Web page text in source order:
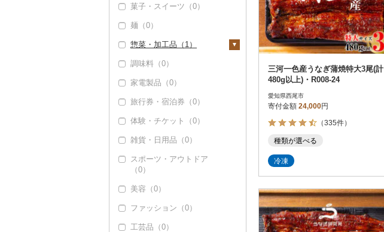
貝（0）
うなぎ（115）
鮮魚（0）
イカ・タコ（0）
海苔・海藻（0）
干物（0）
その他魚介・加工品
（0）
（0）
その他魚介・加工品
（0）
ゆめぴりか（0）
つや姫（0）
コシヒカリ（0）
はえぬき（0）
さがびより（0）
あきたこまち（0）
ひとめぼれ（0）
ミルキークィーン
ななつぼし（0）
その他米（0）
菓子・スイーツ（0）
麺（0）
惣菜・加工品（1）
惣菜（1）
餃子（0）
シュウマイ（0）
コロッケ（0）
その他惣菜（1）
カレー・シチュー
スープ（0）
豆腐・納豆（0）
漬物（0）
缶詰・瓶詰（0）
調味料（0）
家電製品（0）
旅行券・宿泊券（0）
体験・チケット（0）
雑貨・日用品（0）
スポーツ・アウトドア
（0）
美容（0）
ファッション（0）
工芸品（0）
楽天ペイ
メルペイ
コンビニ支払い
ソフトバンクまとめて支払い
d払い
金融機関(Pay-easy決済)
三河一色産うなぎ蒲焼特大3尾(計
480g以上)・R008-24
愛知県西尾市
寄付金額 24,000円
（335件）
種類が選べる
冷凍